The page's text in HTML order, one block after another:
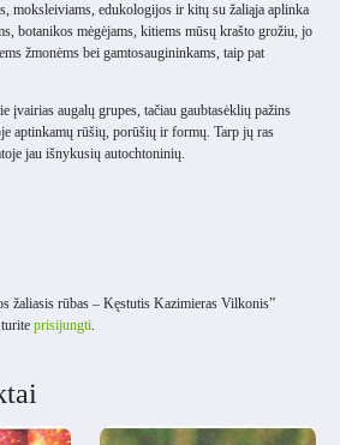
moksleiviams, edukologijos ir kitų su žaliąja aplinka
botanikos mėgėjams, kitiems mūsų krašto grožiu, jo
žmonėms bei gamtosaugininkams, taip pat
įvairias augalų grupes, tačiau gaubtasėklių pažins
aptinkamų rūšių, porūšių ir formų. Tarp jų ras
jau išnykusių autochtoninių.
žaliasis rūbas – Kęstutis Kazimieras Vilkonis”
prisijungti.